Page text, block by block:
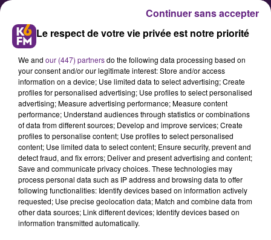
La semaine devrait être
globalement ensoleillée à Dijon
Après les orages de ce dimanche,
Météo France nous annonce une
semaine globalement ensoleillée à
Dijon et en Côte d’Or.
Le respect de votre vie privée est notre priorité
We and our (447) partnersdo the following data processing based on
your consent and/or our legitimate interest: Store and/or access
information on a device; Use limited data to select advertising; Create
profiles for personalised advertising; Use profiles to select personalised
advertising; Measure advertising performance; Measure content
performance; Understand audiences through statistics or combinations
of data from different sources; Develop and improve services; Create
profiles to personalise content; Use profiles to select personalised
content; Use limited data to select content; Ensure security, prevent and
detect fraud, and fix errors; Deliver and present advertising and content;
Save and communicate privacy choices. These technologies may
process personal data such as IP address and browsing data to offer
following functionalities: Identify devices based on information actively
requested; Use precise geolocation data; Match and combine data from
other data sources; Link different devices; Identify devices based on
information transmitted automatically.
Continuer sans accepter